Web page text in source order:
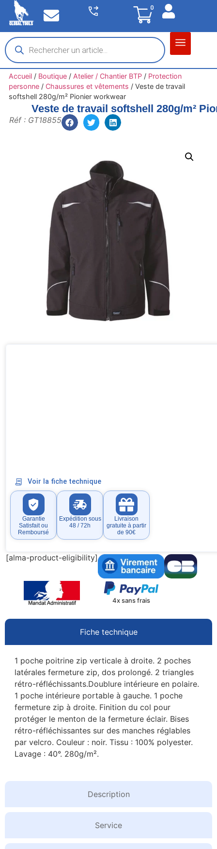
0
Accueil/ Boutique/ Atelier / Chantier BTP/ Protection
personne/ Chaussures et vêtements / Veste de travail
softshell 280g/m² Pionier workwear
Veste de travail softshell 280g/m²
Réf : GT18855
Voir la fiche technique
Garantie
Satisfait ou
Remboursé
Expédition sous
48 / 72h
Livraison
gratuite à partir
de 90€
[alma-product-eligibility]
4x sans frais
Fiche technique
Description
Service
1 poche poitrine zip verticale à droite. 2 poches
latérales fermeture zip, dos prolongé. 2 triangles
rétro-réfléchissants.Doublure intérieure en polaire.
1 poche intérieure portable à gauche. 1 poche
fermeture zip à droite. Finition du col pour
protéger le menton de la fermeture éclair. Bises
rétro-réfléchissantes sur des manches réglables
par velcro. Couleur : noir. Tissu : 100% polyester.
Lavage : 40°. 280g/m².